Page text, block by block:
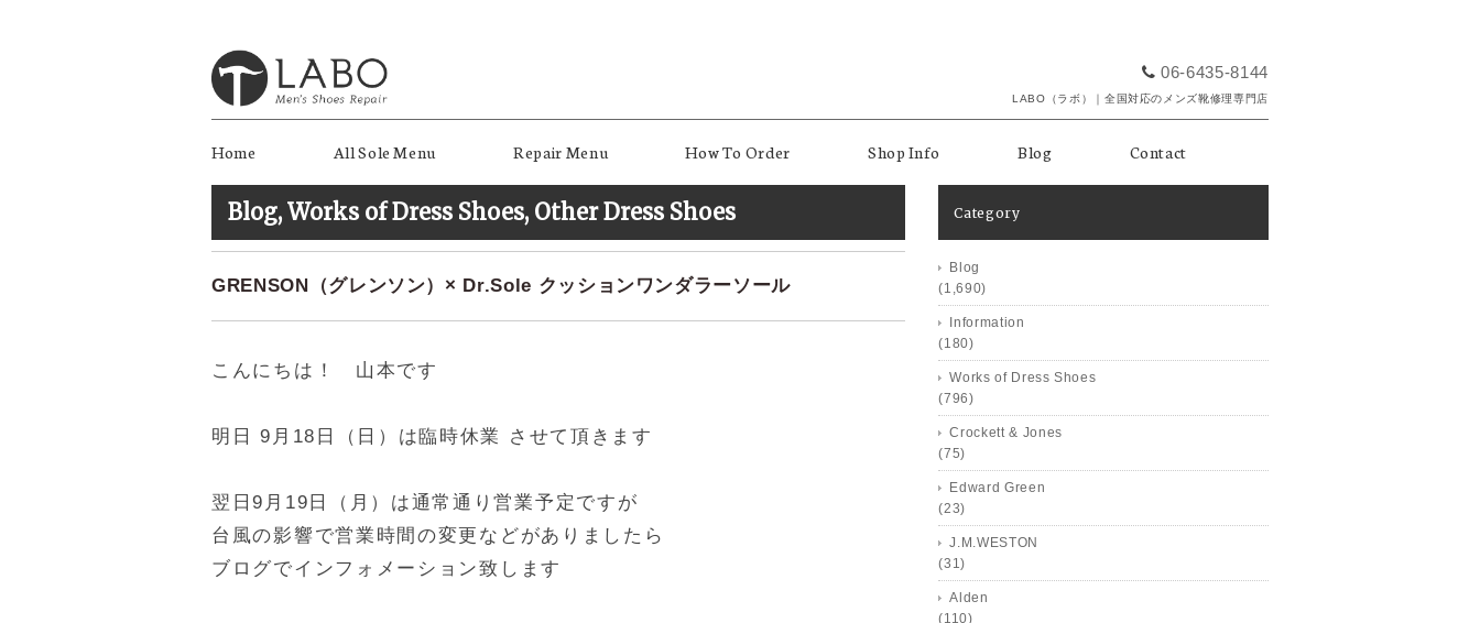
06-6435-8144
LABO（ラボ）｜全国対応のメンズ靴修理専門店
Home All Sole Menu Repair Menu How To Order Shop Info Blog Contact
Blog, Works of Dress Shoes, Other Dress Shoes
GRENSON（グレンソン）× Dr.Sole クッションワンダラーソール
こんにちは！ 山本です
明日 9月18日（日）は臨時休業 させて頂きます
翌日9月19日（月）は通常通り営業予定ですが
台風の影響で営業時間の変更などがありましたら
ブログでインフォメーション致します
Category
Blog
(1,690)
Information
(180)
Works of Dress Shoes
(796)
Crockett & Jones
(75)
Edward Green
(23)
J.M.WESTON
(31)
Alden
(110)